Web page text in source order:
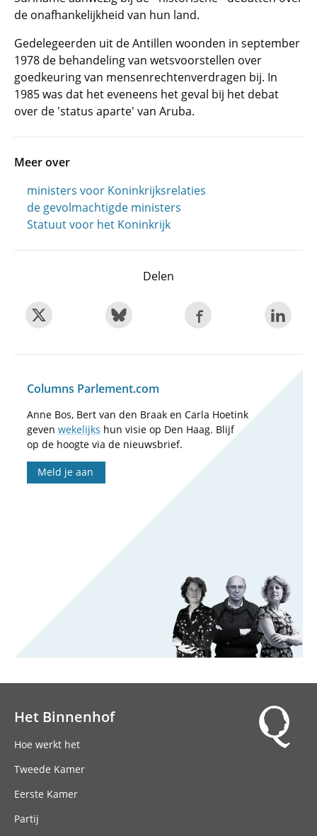
de onafhankelijkheid van hun land.
Gedelegeerden uit de Antillen woonden in september
1978 de behandeling van wetsvoorstellen over
goedkeuring van mensenrechtenverdragen bij. In
1985 was dat het eveneens het geval bij het debat
over de 'status aparte' van Aruba.
Meer over
ministers voor Koninkrijksrelaties
de gevolmachtigde ministers
Statuut voor het Koninkrijk
Delen
Columns Parlement.com
Anne Bos, Bert van den Braak en Carla Hoetink
geven wekelijks hun visie op Den Haag. Blijf
op de hoogte via de nieuwsbrief.
Meld je aan
Het Binnenhof
Hoe werkt het
Tweede Kamer
Eerste Kamer
Partij